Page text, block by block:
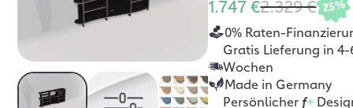
1.747 €2.329 € 25%
0% Raten-
Gratis Lieferung in 4-
Wochen
Made in Germany
Persönlicher f+